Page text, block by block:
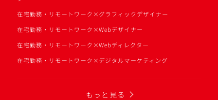
在宅勤務・リモートワーク×グラフィックデザイナー
在宅勤務・リモートワーク×Webデザイナー
在宅勤務・リモートワーク×Webディレクター
在宅勤務・リモートワーク×デジタルマーケティング
もっと見る